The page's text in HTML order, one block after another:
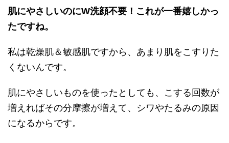
肌にやさしいのにW洗顔不要！これが一番嬉しかっ
たですね。
私は乾燥肌＆敏感肌ですから、あまり肌をこすりた
くないんです。
肌にやさしいものを使ったとしても、こする回数が
増えればその分摩擦が増えて、シワやたるみの原因
になるからです。